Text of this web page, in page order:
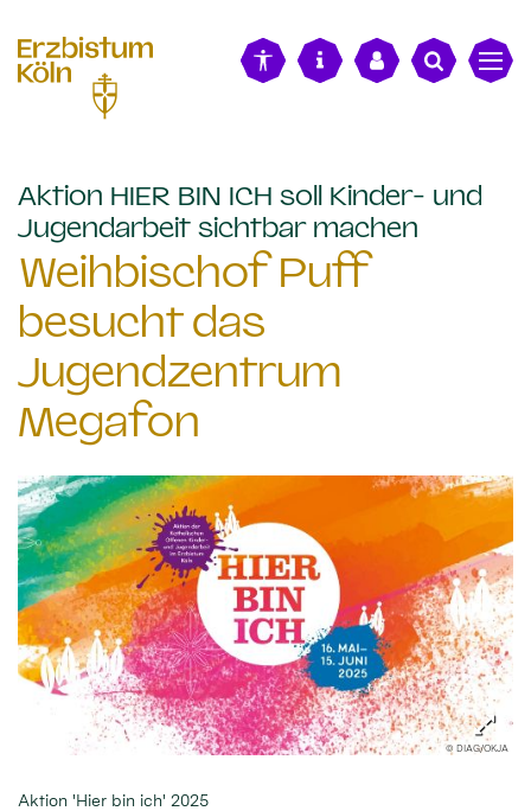
Aktion HIER BIN ICH soll Kinder- und
Jugendarbeit sichtbar machen
Weihbischof Puff
besucht das
Jugendzentrum
Megafon
© DIAG/OKJA
Aktion 'Hier bin ich' 2025